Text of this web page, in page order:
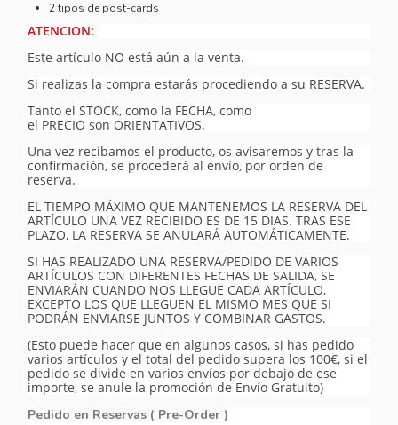
2 tipos de post-cards
ATENCION:
Este artículo NO está aún a la venta.
Si realizas la compra estarás procediendo a su RESERVA.
Tanto el STOCK, como la FECHA, como
el PRECIO son ORIENTATIVOS.
Una vez recibamos el producto, os avisaremos y tras la
confirmación, se procederá al envío, por orden de
reserva.
EL TIEMPO MÁXIMO QUE MANTENEMOS LA RESERVA DEL
ARTÍCULO UNA VEZ RECIBIDO ES DE 15 DIAS. TRAS ESE
PLAZO, LA RESERVA SE ANULARÁ AUTOMÁTICAMENTE.
SI HAS REALIZADO UNA RESERVA/PEDIDO DE VARIOS
ARTÍCULOS CON DIFERENTES FECHAS DE SALIDA, SE
ENVIARÁN CUANDO NOS LLEGUE CADA ARTÍCULO,
EXCEPTO LOS QUE LLEGUEN EL MISMO MES QUE SI
PODRÁN ENVIARSE JUNTOS Y COMBINAR GASTOS.
(Esto puede hacer que en algunos casos, si has pedido
varios artículos y el total del pedido supera los 100€, si el
pedido se divide en varios envíos por debajo de ese
importe, se anule la promoción de Envío Gratuito)
Pedido en Reservas ( Pre-Order )